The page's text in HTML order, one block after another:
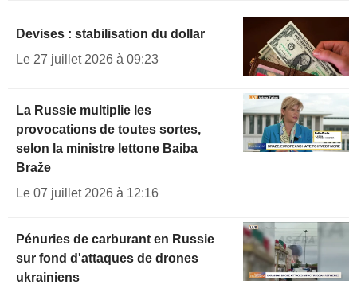
Devises : stabilisation du dollar
Le 27 juillet 2026 à 09:23
La Russie multiplie les
provocations de toutes sortes,
selon la ministre lettone Baiba
Braže
Le 07 juillet 2026 à 12:16
Pénuries de carburant en Russie
sur fond d'attaques de drones
ukrainiens